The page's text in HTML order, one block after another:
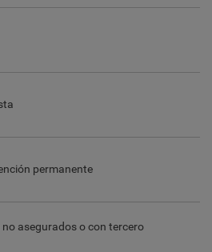
permanente
asegurados o con tercero